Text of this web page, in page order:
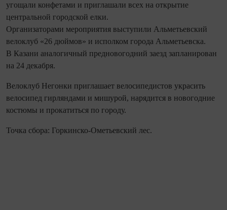
угощали конфетами и приглашали всех на открытие
центральной городской елки.
Организаторами мероприятия выступили Альметьевский
велоклуб «26 дюймов» и исполком города Альметьевска.
В Казани аналогичный предновогодний заезд запланирован
‪на 24 декабря.
Велоклуб Негонки приглашает велосипедистов украсить
велосипед гирляндами и мишурой, нарядится в новогодние
костюмы и прокатиться по городу.
Точка сбора: Горкинско-Ометьевский лес.